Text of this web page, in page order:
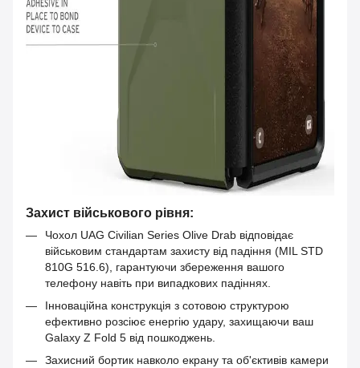
Захист військового рівня:
Чохол UAG Civilian Series Olive Drab відповідає
військовим стандартам захисту від падіння (MIL STD
810G 516.6), гарантуючи збереження вашого
телефону навіть при випадкових падіннях.
Інноваційна конструкція з сотовою структурою
ефективно розсіює енергію удару, захищаючи ваш
Galaxy Z Fold 5 від пошкоджень.
Захисний бортик навколо екрану та об'єктивів камери